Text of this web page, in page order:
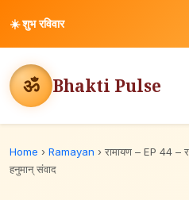
☀️शुभ रविवार
ॐ Bhakti Pulse
Home › Ramayan › रामायण – EP 44 –
हनुमान्‌ संवाद